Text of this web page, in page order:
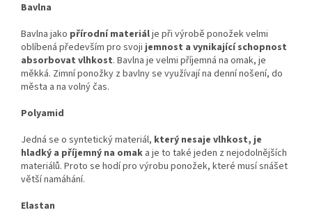
Bavlna
Bavlna jako přírodní materiálje při výrobě ponožek velmi
oblíbená především pro svoji jemnost a vynikající schopnost
absorbovat vlhkost. Bavlna je velmi příjemná na omak, je
měkká. Zimní ponožky z bavlny se využívají na denní nošení, do
města a na volný čas.
Polyamid
Jedná se o syntetický materiál, který nesaje vlhkost, je
hladký a příjemný na omak a je to také jeden z nejodolnějších
materiálů. Proto se hodí pro výrobu ponožek, které musí snášet
větší namáhání.
Elastan